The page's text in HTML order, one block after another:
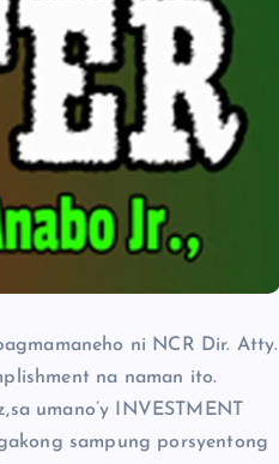
ni NCR Dir. Atty.
na naman ito.
umano’y INVESTMENT
sampung porsyentong